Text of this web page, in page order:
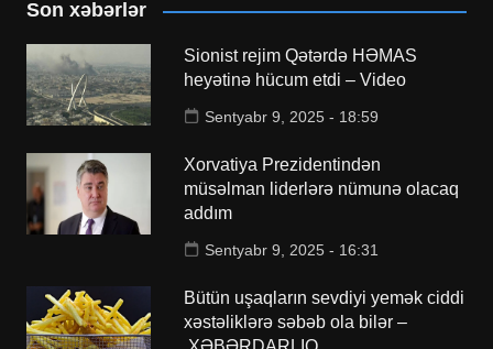
Son xəbərlər
Sionist rejim Qətərdə HƏMAS
heyətinə hücum etdi – Video
Sentyabr 9, 2025 - 18:59
Xorvatiya Prezidentindən
müsəlman liderlərə nümunə olacaq
addım
Sentyabr 9, 2025 - 16:31
Bütün uşaqların sevdiyi yemək ciddi
xəstəliklərə səbəb ola bilər –